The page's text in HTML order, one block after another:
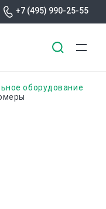
+7 (495) 990-25-55
оборудование